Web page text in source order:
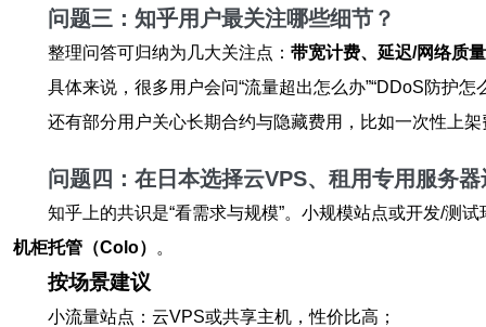
问题三：知乎用户最关注哪些细节？
整理问答可归纳为几大关注点： 带宽计费、延迟/网络质
具体来说，很多用户会问“流量超出怎么办”“DDoS防护
还有部分用户关心长期合约与隐藏费用，比如一次性上
问题四：在日本选择云VPS、租用专用服务
知乎上的共识是“看需求与规模”。小规模站点或开发/测试
机柜托管（Colo）
。
按场景建议
小流量站点：云VPS或共享主机，性价比高；